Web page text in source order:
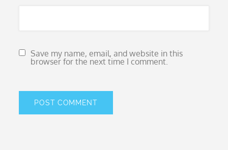
Save my name, email, and website in this
browser for the next time I comment.